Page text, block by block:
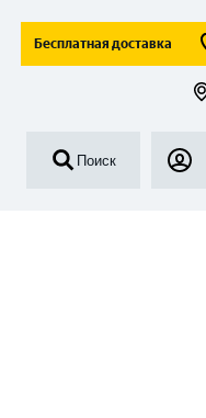
Бесплатная доставка
Поиск